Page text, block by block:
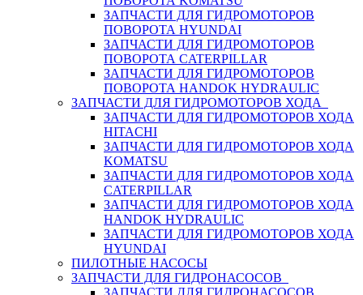
ЗАПЧАСТИ ДЛЯ ГИДРОМОТОРОВ
ПОВОРОТА HYUNDAI
ЗАПЧАСТИ ДЛЯ ГИДРОМОТОРОВ
ПОВОРОТА CATERPILLAR
ЗАПЧАСТИ ДЛЯ ГИДРОМОТОРОВ
ПОВОРОТА HANDOK HYDRAULIC
ЗАПЧАСТИ ДЛЯ ГИДРОМОТОРОВ ХОДА
ЗАПЧАСТИ ДЛЯ ГИДРОМОТОРОВ ХОДА
HITACHI
ЗАПЧАСТИ ДЛЯ ГИДРОМОТОРОВ ХОДА
KOMATSU
ЗАПЧАСТИ ДЛЯ ГИДРОМОТОРОВ ХОДА
CATERPILLAR
ЗАПЧАСТИ ДЛЯ ГИДРОМОТОРОВ ХОДА
HANDOK HYDRAULIC
ЗАПЧАСТИ ДЛЯ ГИДРОМОТОРОВ ХОДА
HYUNDAI
ПИЛОТНЫЕ НАСОСЫ
ЗАПЧАСТИ ДЛЯ ГИДРОНАСОСОВ
ЗАПЧАСТИ ДЛЯ ГИДРОНАСОСОВ